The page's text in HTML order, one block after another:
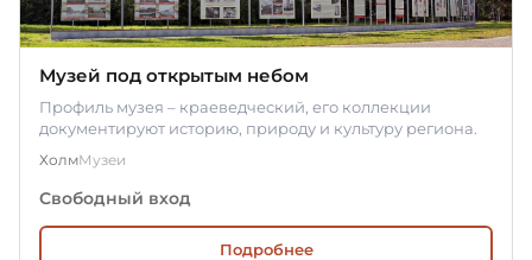
Музей под открытым небом
Профиль музея – краеведческий, его коллекции
документируют историю, природу и культуру региона.
ХолмМузеи
Свободный вход
Подробнее